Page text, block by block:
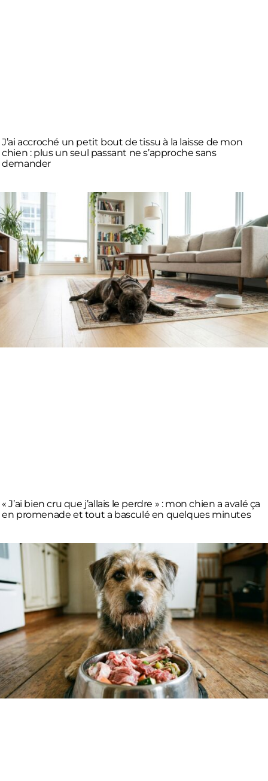
J’ai accroché un petit bout de tissu à la laisse de mon
chien : plus un seul passant ne s’approche sans
demander
« J’ai bien cru que j’allais le perdre » : mon chien a avalé ça
en promenade et tout a basculé en quelques minutes